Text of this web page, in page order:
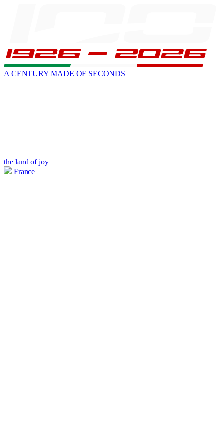
A CENTURY MADE OF SECONDS
the land of joy
France